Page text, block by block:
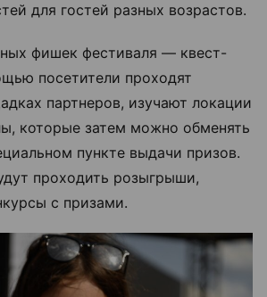
для гостей разных возрастов.
фишек фестиваля — квест-
посетители проходят
партнеров, изучают локации
которые затем можно обменять
пункте выдачи призов.
проходить розыгрыши,
с призами.